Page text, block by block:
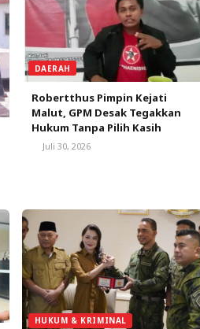
DAERAH
Robertthus Pimpin Kejati
Malut, GPM Desak Tegakkan
Hukum Tanpa Pilih Kasih
Juli 30, 2026
HUKUM & KRIMINAL